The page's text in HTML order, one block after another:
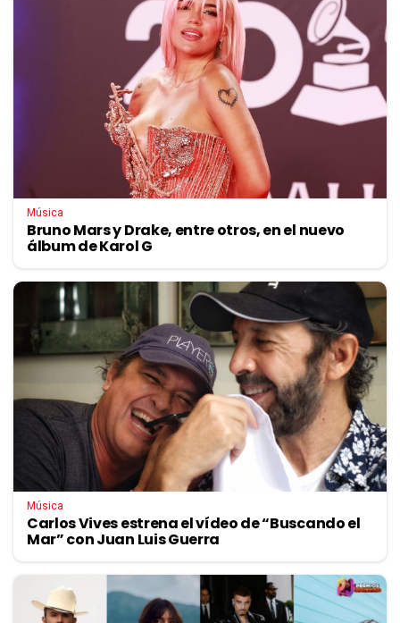
Música
Bruno Mars y Drake, entre otros, en el nuevo
álbum de Karol G
Música
Carlos Vives estrena el vídeo de “Buscando el
Mar” con Juan Luis Guerra